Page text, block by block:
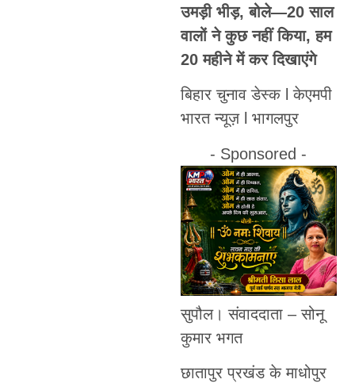
उमड़ी भीड़, बोले—20 साल
वालों ने कुछ नहीं किया, हम
20 महीने में कर दिखाएंगे
बिहार चुनाव डेस्क l केएमपी
भारत न्यूज़ l भागलपुर
- Sponsored -
सुपौल। संवाददाता – सोनू
कुमार भगत
छातापुर प्रखंड के माधोपुर